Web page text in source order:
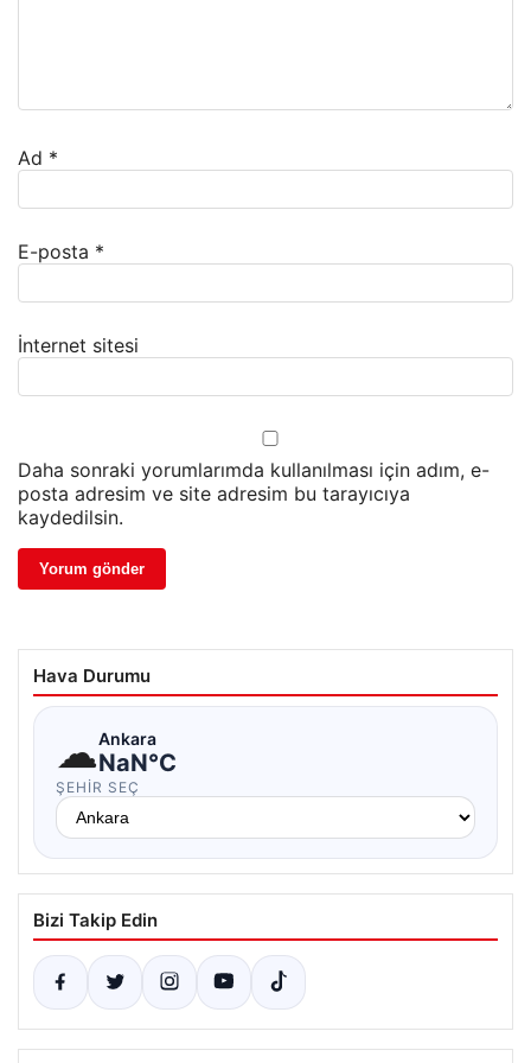
Ad *
E-posta *
İnternet sitesi
Daha sonraki yorumlarımda kullanılması için adım, e-
posta adresim ve site adresim bu tarayıcıya
kaydedilsin.
Hava Durumu
☁Ankara
NaN°C
ŞEHIR SEÇ
Bizi Takip Edin